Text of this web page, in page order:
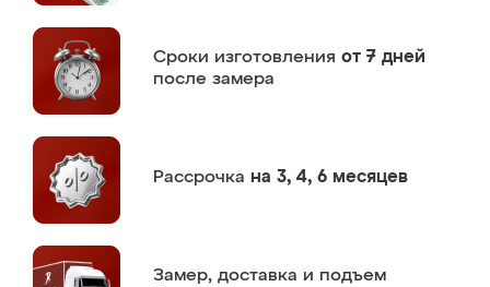
Сроки изготовления от 7 дней
после замера
Рассрочка на 3, 4, 6 месяцев
Замер, доставка и подъем